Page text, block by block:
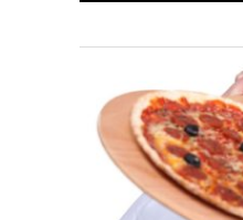
alla